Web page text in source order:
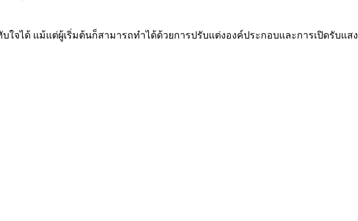
จได้ แม้แต่ผู้เริ่มต้นก็สามารถทำได้ด้วยการปรับแต่งองค์ประกอบและการเปิดรับแสง